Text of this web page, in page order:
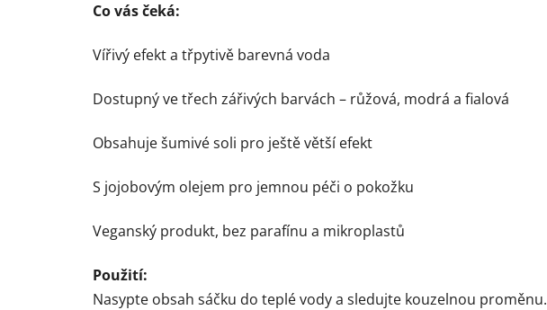
Co vás čeká:
Vířivý efekt a třpytivě barevná voda
Dostupný ve třech zářivých barvách – růžová, modrá a fialová
Obsahuje šumivé soli pro ještě větší efekt
S jojobovým olejem pro jemnou péči o pokožku
Veganský produkt, bez parafínu a mikroplastů
Použití:
Nasypte obsah sáčku do teplé vody a sledujte kouzelnou